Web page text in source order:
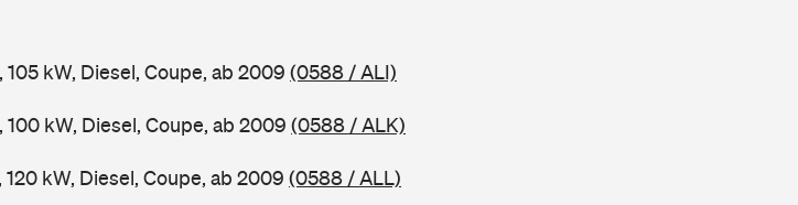
kW, Diesel, Coupe, ab 2009 (0588 / ALI)
100 kW, Diesel, Coupe, ab 2009 (0588 / ALK)
kW, Diesel, Coupe, ab 2009 (0588 / ALL)